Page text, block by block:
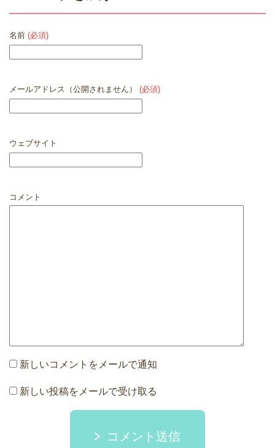
名前 (必須)
メールアドレス（公開されません） (必須)
ウェブサイト
コメント
新しいコメントをメールで通知
新しい投稿をメールで受け取る
コメント送信